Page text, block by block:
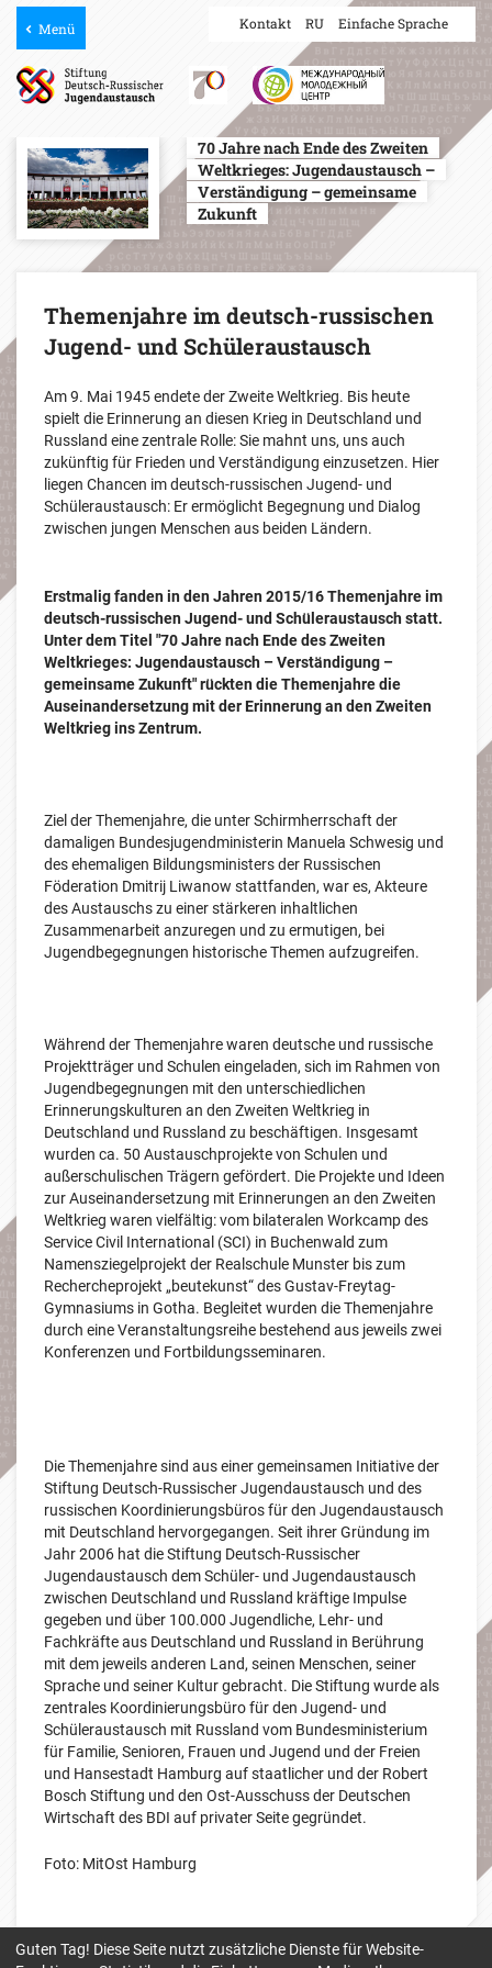
Menü Kontakt RU Einfache Sprache
70 Jahre nach Ende des Zweiten
Weltkrieges: Jugendaustausch –
Verständigung – gemeinsame
Zukunft
Themenjahre im deutsch-russischen
Jugend- und Schüleraustausch
Am 9. Mai 1945 endete der Zweite Weltkrieg. Bis heute
spielt die Erinnerung an diesen Krieg in Deutschland und
Russland eine zentrale Rolle: Sie mahnt uns, uns auch
zukünftig für Frieden und Verständigung einzusetzen. Hier
liegen Chancen im deutsch-russischen Jugend- und
Schüleraustausch: Er ermöglicht Begegnung und Dialog
zwischen jungen Menschen aus beiden Ländern.
Erstmalig fanden in den Jahren 2015/16 Themenjahre im
deutsch-russischen Jugend- und Schüleraustausch statt.
Unter dem Titel "70 Jahre nach Ende des Zweiten
Weltkrieges: Jugendaustausch – Verständigung –
gemeinsame Zukunft" rückten die Themenjahre die
Auseinandersetzung mit der Erinnerung an den Zweiten
Weltkrieg ins Zentrum.
Ziel der Themenjahre, die unter Schirmherrschaft der
damaligen Bundesjugendministerin Manuela Schwesig und
des ehemaligen Bildungsministers der Russischen
Föderation Dmitrij Liwanow stattfanden, war es, Akteure
des Austauschs zu einer stärkeren inhaltlichen
Zusammenarbeit anzuregen und zu ermutigen, bei
Jugendbegegnungen historische Themen aufzugreifen.
Während der Themenjahre waren deutsche und russische
Projektträger und Schulen eingeladen, sich im Rahmen von
Jugendbegegnungen mit den unterschiedlichen
Erinnerungskulturen an den Zweiten Weltkrieg in
Deutschland und Russland zu beschäftigen. Insgesamt
wurden ca. 50 Austauschprojekte von Schulen und
außerschulischen Trägern gefördert. Die Projekte und Ideen
zur Auseinandersetzung mit Erinnerungen an den Zweiten
Weltkrieg waren vielfältig: vom bilateralen Workcamp des
Service Civil International (SCI) in Buchenwald zum
Namensziegelprojekt der Realschule Munster bis zum
Rechercheprojekt „beutekunst“ des Gustav-Freytag-
Gymnasiums in Gotha. Begleitet wurden die Themenjahre
durch eine Veranstaltungsreihe bestehend aus jeweils zwei
Konferenzen und Fortbildungsseminaren.
Die Themenjahre sind aus einer gemeinsamen Initiative der
Stiftung Deutsch-Russischer Jugendaustausch und des
russischen Koordinierungsbüros für den Jugendaustausch
mit Deutschland hervorgegangen. Seit ihrer Gründung im
Jahr 2006 hat die Stiftung Deutsch-Russischer
Jugendaustausch dem Schüler- und Jugendaustausch
zwischen Deutschland und Russland kräftige Impulse
gegeben und über 100.000 Jugendliche, Lehr- und
Fachkräfte aus Deutschland und Russland in Berührung
mit dem jeweils anderen Land, seinen Menschen, seiner
Sprache und seiner Kultur gebracht. Die Stiftung wurde als
zentrales Koordinierungsbüro für den Jugend- und
Schüleraustausch mit Russland vom Bundesministerium
für Familie, Senioren, Frauen und Jugend und der Freien
und Hansestadt Hamburg auf staatlicher und der Robert
Bosch Stiftung und den Ost-Ausschuss der Deutschen
Wirtschaft des BDI auf privater Seite gegründet.
Foto: MitOst Hamburg
Guten Tag! Diese Seite nutzt zusätzliche Dienste für Website-